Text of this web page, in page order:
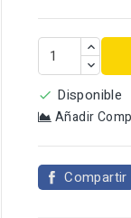
 Disponible
Añadir
Compartir